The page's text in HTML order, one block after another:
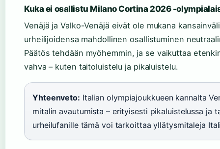
Kuka ei osallistu Milano Cortina 2026 -
Venäjä ja Valko-Venäjä eivät ole mukana
urheilijoidensa mahdollinen osallistuminen
Päätös tehdään myöhemmin, ja se vaikuttaa
vahva – kuten taitoluistelu ja pikaluistelu.
Yhteenveto: Italian olympiajoukkueen kannalta
mitalin avautumista – erityisesti pikaluistelussa ja
urheilufanille tämä voi tarkoittaa yllätysmitaleja